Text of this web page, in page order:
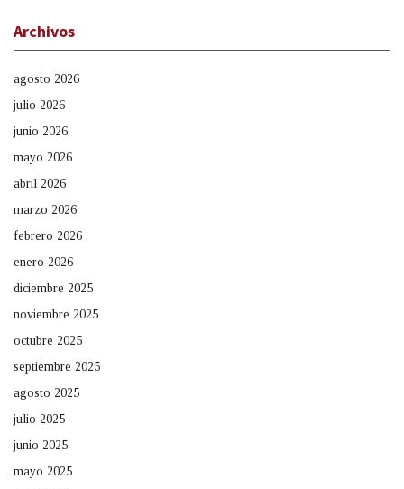
Archivos
agosto 2026
julio 2026
junio 2026
mayo 2026
abril 2026
marzo 2026
febrero 2026
enero 2026
diciembre 2025
noviembre 2025
octubre 2025
septiembre 2025
agosto 2025
julio 2025
junio 2025
mayo 2025